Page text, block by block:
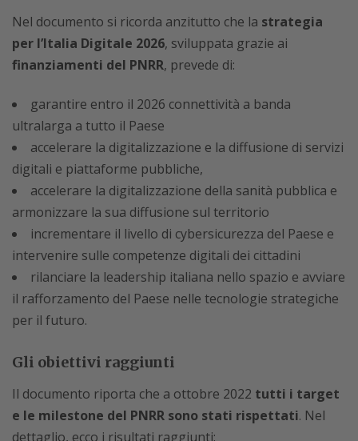
Nel documento si ricorda anzitutto che la strategia
per l’Italia Digitale 2026, sviluppata grazie ai
finanziamenti del PNRR, prevede di:
garantire entro il 2026 connettività a banda
ultralarga a tutto il Paese
accelerare la digitalizzazione e la diffusione di servizi
digitali e piattaforme pubbliche,
accelerare la digitalizzazione della sanità pubblica e
armonizzare la sua diffusione sul territorio
incrementare il livello di cybersicurezza del Paese e
intervenire sulle competenze digitali dei cittadini
rilanciare la leadership italiana nello spazio e avviare
il rafforzamento del Paese nelle tecnologie strategiche
per il futuro.
Gli obiettivi raggiunti
Il documento riporta che a ottobre 2022 tutti i target
e le milestone del PNRR sono stati rispettati. Nel
dettaglio, ecco i risultati raggiunti: